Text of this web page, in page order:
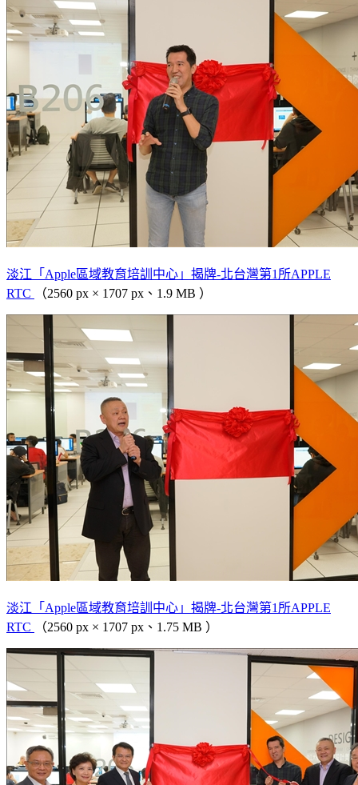
淡江「Apple區域教育培訓中心」揭牌-北台灣第1所APPLE
RTC
（2560 px × 1707 px、1.9 MB ）
淡江「Apple區域教育培訓中心」揭牌-北台灣第1所APPLE
RTC
（2560 px × 1707 px、1.75 MB ）